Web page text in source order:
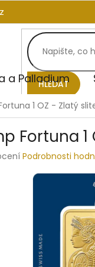
HLEDAT
a Palladium
1 OZ - Zlatý
Fortuna
Podrobnosti